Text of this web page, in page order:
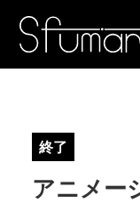
終了
アニメー